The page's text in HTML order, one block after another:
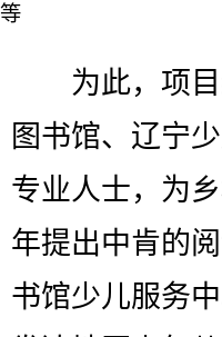
等
为此，项目
图书馆、辽宁
专业人士，为
年提出中肯的
书馆少儿服务